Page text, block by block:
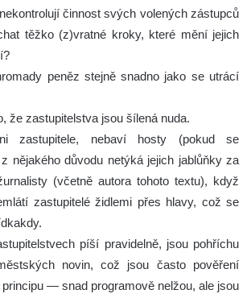
činnost svých volených zástupců
těžko (z)vratné kroky, které mění jejich
peněz stejně snadno jako se utrácí
že zastupitelstva jsou šílená nuda.
zastupitele, nebaví hosty (pokud se
nějakého důvodu netýká jejich jablůňky za
(včetně autora tohoto textu), když
zastupitelé židlemi přes hlavy, což se
píší pravidelně, jsou pohříchu
novin, což jsou často pověření
— snad programově nelžou, ale jsou